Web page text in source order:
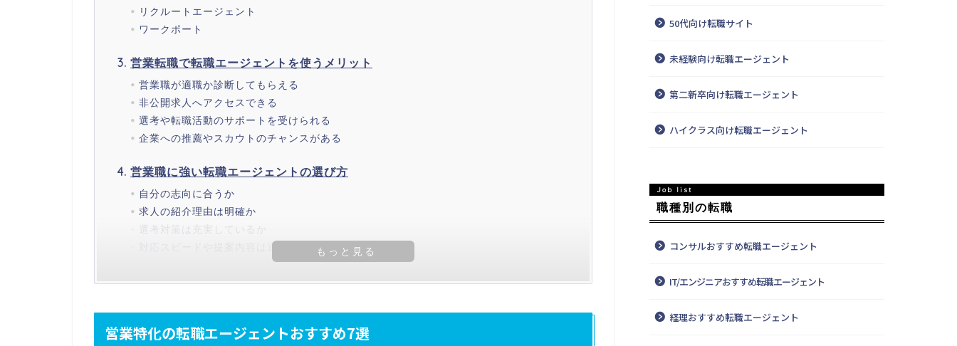
リクルートエージェント
ワークポート
営業転職で転職エージェントを使うメリット
営業職が適職か診断してもらえる
非公開求人へアクセスできる
選考や転職活動のサポートを受けられる
企業への推薦やスカウトのチャンスがある
営業職に強い転職エージェントの選び方
自分の志向に合うか
求人の紹介理由は明確か
選考対策は充実しているか
対応スピードや提案内容は適切か
営業特化の転職エージェントおすすめ7選
50代向け転職サイト
未経験向け転職エージェント
第二新卒向け転職エージェント
ハイクラス向け転職エージェント
職種別の転職
コンサルおすすめ転職エージェント
IT/エンジニアおすすめ転職エージェント
経理おすすめ転職エージェント